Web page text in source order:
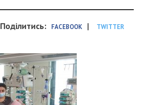
Поділитись: FACEBOOK | TWITTER